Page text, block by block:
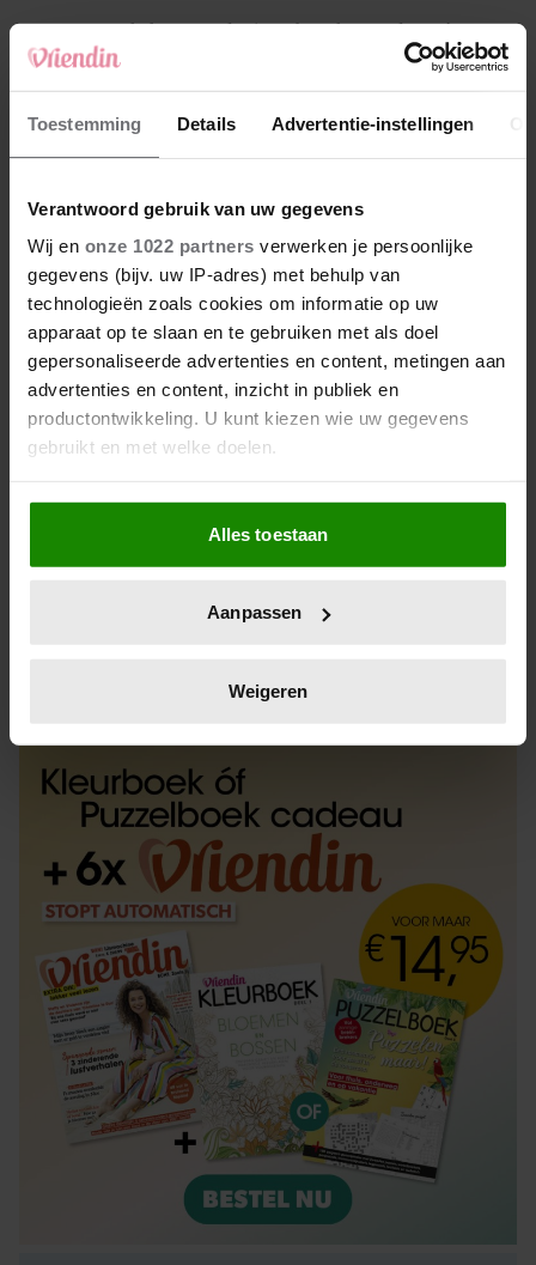
Toestemming Details Advertentie-instellingen
Verantwoord gebruik van uw gegevens
Wij en onze 1022 partners verwerken je persoonlijke
gegevens (bijv. uw IP-adres) met behulp van
technologieën zoals cookies om informatie op uw
apparaat op te slaan en te gebruiken met als doel
gepersonaliseerde advertenties en content, metingen aan
advertenties en content, inzicht in publiek en
productontwikkeling. U kunt kiezen wie uw gegevens
gebruikt en met welke doelen.
Als u het toestaat, willen we ook graag:
Informatie verzamelen over uw geografische
locatie, die tot een paar meter nauwkeurig kan zijn
scannen op specifieke eigenschappen (fingerprinting)
verwerkt en stel uw voorkeuren in het
intrekken in de Cookieverklaring.
We gebruiken cookies om content en advertenties te
personaliseren, om functies voor social media te bieden
en om ons websiteverkeer te analyseren. Ook delen we
informatie over uw gebruik van onze site met onze
partners voor social media, adverteren en analyse. Deze
partners kunnen deze gegevens combineren met andere
informatie die u aan ze heeft verstrekt of die ze hebben
verzameld op basis van uw gebruik van hun services. U
gaat akkoord met onze cookies als u onze website blijft
gebruiken.
Alles toestaan
Aanpassen
Weigeren
4 Makelaar Mandy: ‘Een bericht van de BN’er.
Een foto. Mijn lijf reageert’
5 Makelaar Mandy: ‘Vrijdagavond belde Bart.
Hij sprak eng kalm’
Nieuw